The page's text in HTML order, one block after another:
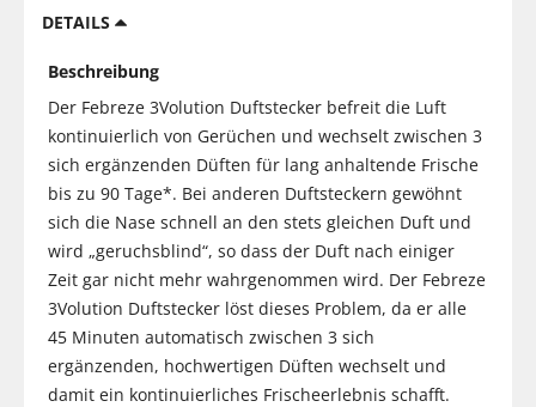
DETAILS
Beschreibung
Der Febreze 3Volution Duftstecker befreit die Luft
kontinuierlich von Gerüchen und wechselt zwischen 3
sich ergänzenden Düften für lang anhaltende Frische
bis zu 90 Tage*. Bei anderen Duftsteckern gewöhnt
sich die Nase schnell an den stets gleichen Duft und
wird „geruchsblind“, so dass der Duft nach einiger
Zeit gar nicht mehr wahrgenommen wird. Der Febreze
3Volution Duftstecker löst dieses Problem, da er alle
45 Minuten automatisch zwischen 3 sich
ergänzenden, hochwertigen Düften wechselt und
damit ein kontinuierliches Frischeerlebnis schafft.